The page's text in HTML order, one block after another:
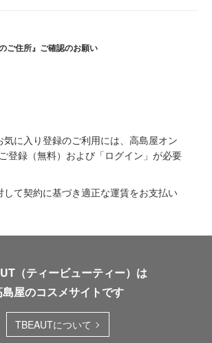
ご住所』ご確認のお願い
に入り登録のご利用には、高島屋オン
登録（無料）および「ログイン」が必要
して契約に基づき適正な運賃をお支払い
（ティービューティー）は
島屋のコスメサイトです
TBEAUTについて